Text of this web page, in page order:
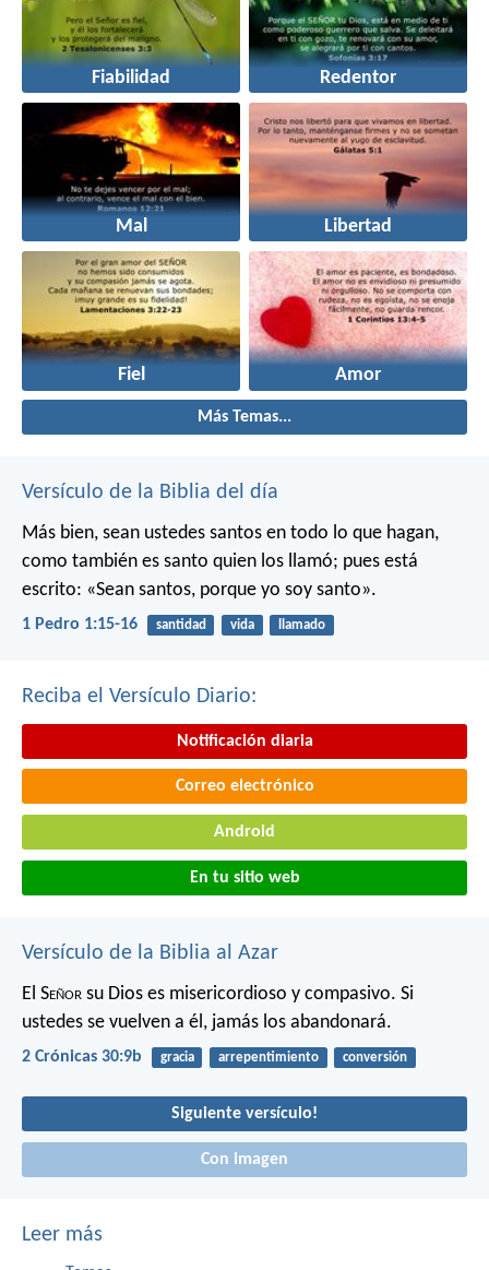
Fiabilidad Redentor
Mal Libertad
Fiel Amor
Más Temas...
Versículo de la Biblia del día
Más bien, sean ustedes santos en todo lo que hagan,
como también es santo quien los llamó; pues está
escrito: «Sean santos, porque yo soy santo».
1 Pedro 1:15-16 santidad vida llamado
Reciba el Versículo Diario:
Notificación diaria
Correo electrónico
Android
En tu sitio web
Versículo de la Biblia al Azar
El Señor su Dios es misericordioso y compasivo. Si
ustedes se vuelven a él, jamás los abandonará.
2 Crónicas 30:9b gracia arrepentimiento conversión
Siguiente versículo!
Con imagen
Leer más